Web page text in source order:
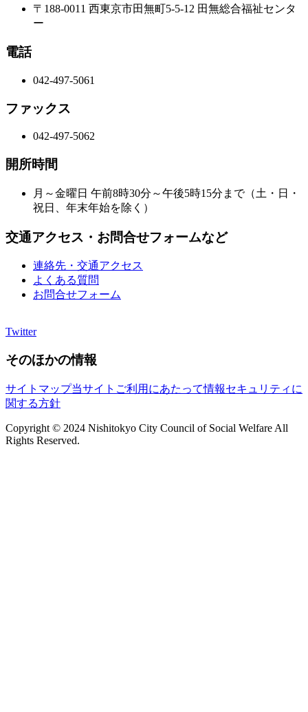
〒188-0011 西東京市田無町5-5-12 田無総合福祉センタ
ー
電話
042-497-5061
ファックス
042-497-5062
開所時間
月～金曜日 午前8時30分～午後5時15分まで（土・日・
祝日、年末年始を除く）
交通アクセス・お問合せフォームなど
連絡先・交通アクセス
よくある質問
お問合せフォーム
Twitter
そのほかの情報
サイトマップ当サイトご利用にあたって情報セキュリティに
関する方針
Copyright © 2024 Nishitokyo City Council of Social Welfare All
Rights Reserved.